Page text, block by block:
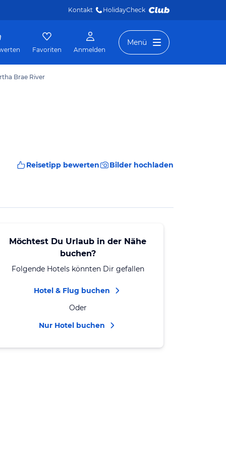
Kontakt HolidayCheck
Favoriten Anmelden
Menü
Brae River
Reisetipp bewerten Bilder hochladen
Möchtest Du Urlaub in der Nähe
buchen?
Folgende Hotels könnten Dir gefallen
Hotel & Flug buchen
Oder
Nur Hotel buchen